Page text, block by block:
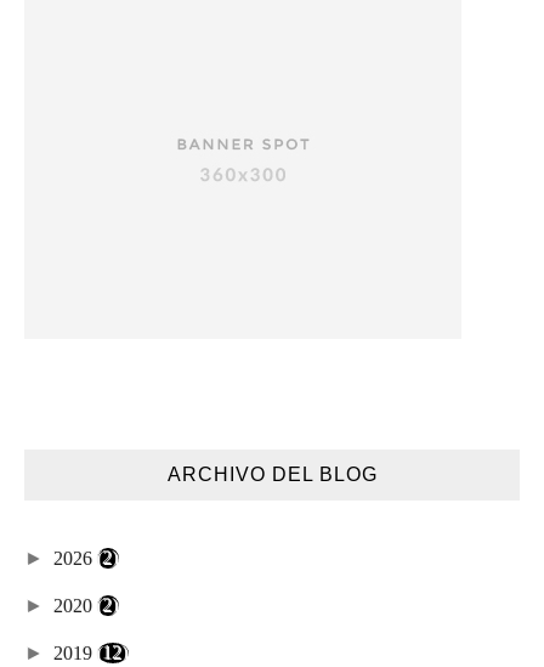
ARCHIVO DEL BLOG
► 2026 (2)
► 2020 (2)
► 2019 (12)